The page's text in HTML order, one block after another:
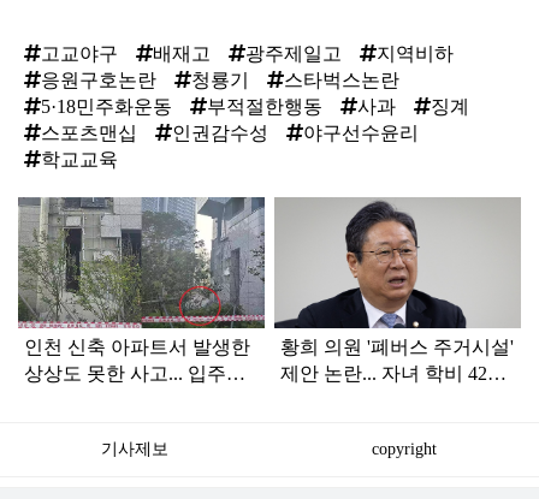
고교야구 배재고 광주제일고
지역비하
응원구호논란
청룡기
스타벅스논란
5·18민주화운동
부적절한행동 사과
징계
스포츠맨십
인권감수성
야구선수윤리
학교교육
탑
라
인
인천 신축 아파트서 발생한
상상도 못한 사고... 입주민
황희 의원 '폐버스 주거시설'
제안 논란... 자녀 학비 4200
기사제보 copyright